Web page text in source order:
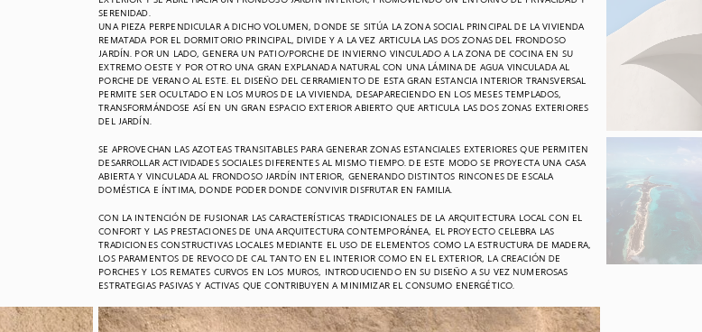
SERENIDAD.
UNA PIEZA PERPENDICULAR A DICHO VOLUMEN, DONDE SE SITÚA LA ZONA SOCIAL PRINCIPAL DE LA VIVIENDA
REMATADA POR EL DORMITORIO PRINCIPAL, DIVIDE Y A LA VEZ ARTICULA LAS DOS ZONAS DEL FRONDOSO
JARDÍN. POR UN LADO, GENERA UN PATIO/PORCHE DE INVIERNO VINCULADO A LA ZONA DE COCINA EN SU
EXTREMO OESTE Y POR OTRO UNA GRAN EXPLANADA NATURAL CON UNA LÁMINA DE AGUA VINCULADA AL
PORCHE DE VERANO AL ESTE. EL DISEÑO DEL CERRAMIENTO DE ESTA GRAN ESTANCIA INTERIOR TRANSVERSAL
PERMITE SER OCULTADO EN LOS MUROS DE LA VIVIENDA, DESAPARECIENDO EN LOS MESES TEMPLADOS,
TRANSFORMÁNDOSE ASÍ EN UN GRAN ESPACIO EXTERIOR ABIERTO QUE ARTICULA LAS DOS ZONAS EXTERIORES
DEL JARDÍN.
SE APROVECHAN LAS AZOTEAS TRANSITABLES PARA GENERAR ZONAS ESTANCIALES EXTERIORES QUE PERMITEN
DESARROLLAR ACTIVIDADES SOCIALES DIFERENTES AL MISMO TIEMPO. DE ESTE MODO SE PROYECTA UNA CASA
ABIERTA Y VINCULADA AL FRONDOSO JARDÍN INTERIOR, GENERANDO DISTINTOS RINCONES DE ESCALA
DOMÉSTICA E ÍNTIMA, DONDE PODER DONDE CONVIVIR DISFRUTAR EN FAMILIA.
CON LA INTENCIÓN DE FUSIONAR LAS CARACTERÍSTICAS TRADICIONALES DE LA ARQUITECTURA LOCAL CON EL
CONFORT Y LAS PRESTACIONES DE UNA ARQUITECTURA CONTEMPORÁNEA, EL PROYECTO CELEBRA LAS
TRADICIONES CONSTRUCTIVAS LOCALES MEDIANTE EL USO DE ELEMENTOS COMO LA ESTRUCTURA DE MADERA,
LOS PARAMENTOS DE REVOCO DE CAL TANTO EN EL INTERIOR COMO EN EL EXTERIOR, LA CREACIÓN DE
PORCHES Y LOS REMATES CURVOS EN LOS MUROS, INTRODUCIENDO EN SU DISEÑO A SU VEZ NUMEROSAS
ESTRATEGIAS PASIVAS Y ACTIVAS QUE CONTRIBUYEN A MINIMIZAR EL CONSUMO ENERGÉTICO.